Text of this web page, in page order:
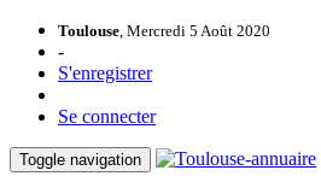
Toulouse, Mercredi 5 Août 2020
-
S'enregistrer
Se connecter
Toggle navigation